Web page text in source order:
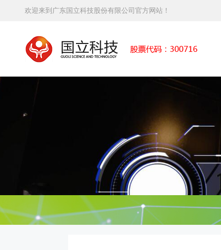
欢迎来到广东国立科技股份有限公司官方网站！